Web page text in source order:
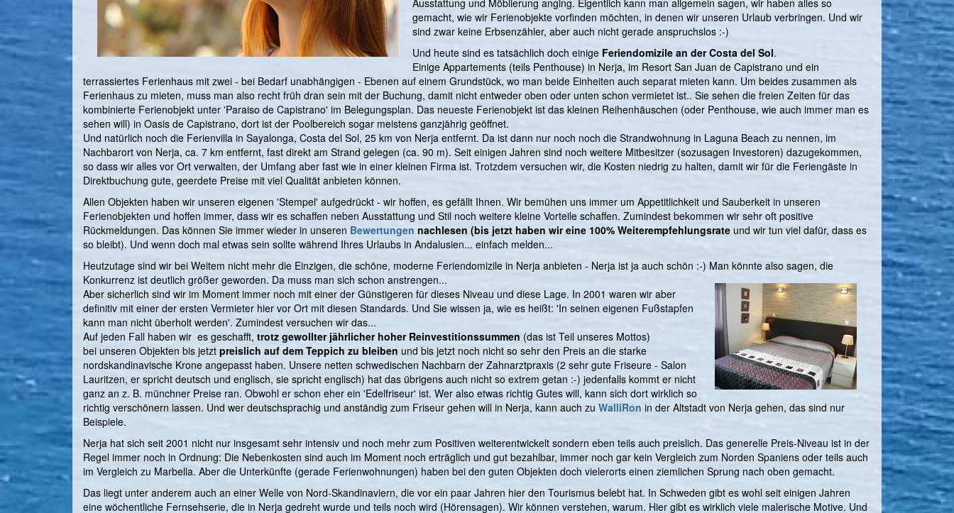
Ausstattung und Möblierung anging. Eigentlich kann man allgemein sagen, wir haben alles so
gemacht, wie wir Ferienobjekte vorfinden möchten, in denen wir unseren Urlaub verbringen. Und wir
sind zwar keine Erbsenzähler, aber auch nicht gerade anspruchslos :-)
Und heute sind es tatsächlich doch einige Feriendomizile an der Costa del Sol.
Einige Appartements (teils Penthouse) in Nerja, im Resort San Juan de Capistrano und ein
terrassiertes Ferienhaus mit zwei - bei Bedarf unabhängigen - Ebenen auf einem Grundstück, wo man beide Einheiten auch separat mieten kann. Um beides zusammen als
Ferienhaus zu mieten, muss man also recht früh dran sein mit der Buchung, damit nicht entweder oben oder unten schon vermietet ist.. Sie sehen die freien Zeiten für das
kombinierte Ferienobjekt unter 'Paraiso de Capistrano' im Belegungsplan. Das neueste Ferienobjekt ist das kleinen Reihenhäuschen (oder Penthouse, wie auch immer man es
sehen will) in Oasis de Capistrano, dort ist der Poolbereich sogar meistens ganzjährig geöffnet.
Und natürlich noch die Ferienvilla in Sayalonga, Costa del Sol, 25 km von Nerja entfernt. Da ist dann nur noch noch die Strandwohnung in Laguna Beach zu nennen, im
Nachbarort von Nerja, ca. 7 km entfernt, fast direkt am Strand gelegen (ca. 90 m). Seit einigen Jahren sind noch weitere Mitbesitzer (sozusagen Investoren) dazugekommen,
so dass wir alles vor Ort verwalten, der Umfang aber fast wie in einer kleinen Firma ist. Trotzdem versuchen wir, die Kosten niedrig zu halten, damit wir für die Feriengäste in
Direktbuchung gute, geerdete Preise mit viel Qualität anbieten können.
Allen Objekten haben wir unseren eigenen 'Stempel' aufgedrückt - wir hoffen, es gefällt Ihnen. Wir bemühen uns immer um Appetitlichkeit und Sauberkeit in unseren
Ferienobjekten und hoffen immer, dass wir es schaffen neben Ausstattung und Stil noch weitere kleine Vorteile schaffen. Zumindest bekommen wir sehr oft positive
Rückmeldungen. Das können Sie immer wieder in unseren Bewertungen nachlesen (bis jetzt haben wir eine 100% Weiterempfehlungsrate und wir tun viel dafür, dass es
so bleibt). Und wenn doch mal etwas sein sollte während Ihres Urlaubs in Andalusien... einfach melden...
Heutzutage sind wir bei Weitem nicht mehr die Einzigen, die schöne, moderne Feriendomizile in Nerja anbieten - Nerja ist ja auch schön :-) Man könnte also sagen, die
Konkurrenz ist deutlich größer geworden. Da muss man sich schon anstrengen...
Aber sicherlich sind wir im Moment immer noch mit einer der Günstigeren für dieses Niveau und diese Lage. In 2001 waren wir aber
definitiv mit einer der ersten Vermieter hier vor Ort mit diesen Standards. Und Sie wissen ja, wie es heißt: 'In seinen eigenen Fußstapfen
kann man nicht überholt werden'. Zumindest versuchen wir das...
Auf jeden Fall haben wir es geschafft, trotz gewollter jährlicher hoher Reinvestitionssummen (das ist Teil unseres Mottos)
bei unseren Objekten bis jetzt preislich auf dem Teppich zu bleiben und bis jetzt noch nicht so sehr den Preis an die starke
nordskandinavische Krone angepasst haben. Unsere netten schwedischen Nachbarn der Zahnarztpraxis (2 sehr gute Friseure - Salon
Lauritzen, er spricht deutsch und englisch, sie spricht englisch) hat das übrigens auch nicht so extrem getan :-) jedenfalls kommt er nicht
ganz an z. B. münchner Preise ran. Obwohl er schon eher ein 'Edelfriseur' ist. Wer also etwas richtig Gutes will, kann sich dort wirklich so
richtig verschönern lassen. Und wer deutschsprachig und anständig zum Friseur gehen will in Nerja, kann auch zu WalliRon in der Altstadt von Nerja gehen, das sind nur
Beispiele.
Nerja hat sich seit 2001 nicht nur insgesamt sehr intensiv und noch mehr zum Positiven weiterentwickelt sondern eben teils auch preislich. Das generelle Preis-Niveau ist in der
Regel immer noch in Ordnung: Die Nebenkosten sind auch im Moment noch erträglich und gut bezahlbar, immer noch gar kein Vergleich zum Norden Spaniens oder teils auch
im Vergleich zu Marbella. Aber die Unterkünfte (gerade Ferienwohnungen) haben bei den guten Objekten doch vielerorts einen ziemlichen Sprung nach oben gemacht.
Das liegt unter anderem auch an einer Welle von Nord-Skandinaviern, die vor ein paar Jahren hier den Tourismus belebt hat. In Schweden gibt es wohl seit einigen Jahren
eine wöchentliche Fernsehserie, die in Nerja gedreht wurde und teils noch wird (Hörensagen). Wir können verstehen, warum. Hier gibt es wirklich viele malerische Motive. Und